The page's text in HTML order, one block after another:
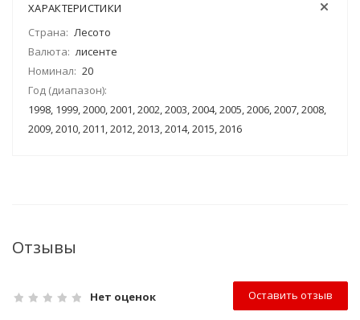
ХАРАКТЕРИСТИКИ
Страна: Лесото
Валюта: лисенте
Номинал: 20
Год (диапазон):
1998, 1999, 2000, 2001, 2002, 2003, 2004, 2005, 2006, 2007, 2008,
2009, 2010, 2011, 2012, 2013, 2014, 2015, 2016
Отзывы
Нет оценок Оставить отзыв